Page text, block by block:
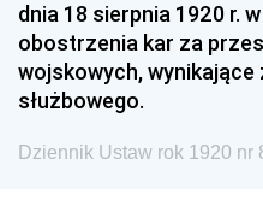
dnia 18 sierpnia 1920 r.
obostrzenia kar za
wojskowych,
służbowego.
Dziennik Ustaw rok 1920 nr